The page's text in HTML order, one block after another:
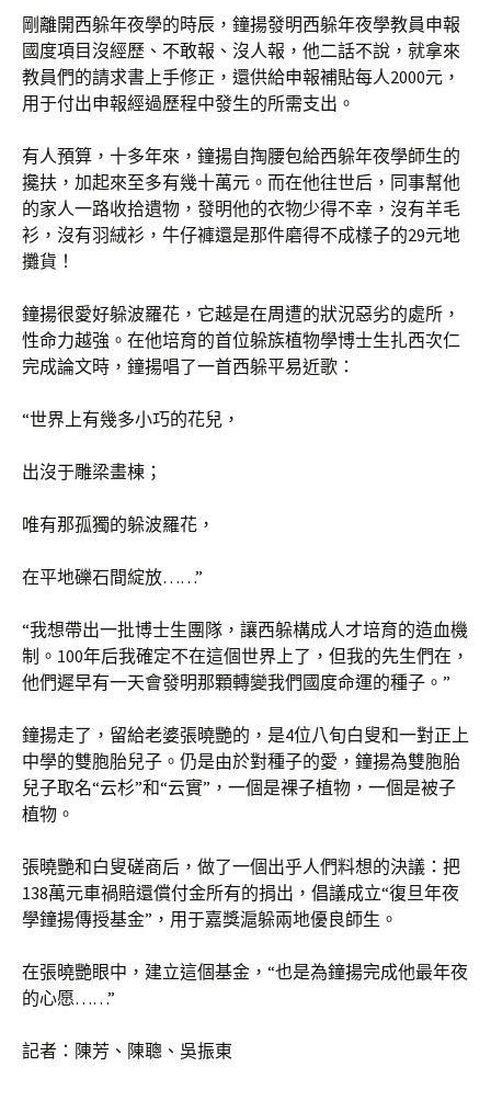
剛離開西躲年夜學的時辰，鐘揚發明西躲年夜學教員申報
國度項目沒經歷、不敢報、沒人報，他二話不說，就拿來
教員們的請求書上手修正，還供給申報補貼每人2000元，
用于付出申報經過歷程中發生的所需支出。
有人預算，十多年來，鐘揚自掏腰包給西躲年夜學師生的
攙扶，加起來至多有幾十萬元。而在他往世后，同事幫他
的家人一路收拾遺物，發明他的衣物少得不幸，沒有羊毛
衫，沒有羽絨衫，牛仔褲還是那件磨得不成樣子的29元地
攤貨！
鐘揚很愛好躲波羅花，它越是在周遭的狀況惡劣的處所，
性命力越強。在他培育的首位躲族植物學博士生扎西次仁
完成論文時，鐘揚唱了一首西躲平易近歌：
“世界上有幾多小巧的花兒，
出沒于雕梁畫棟；
唯有那孤獨的躲波羅花，
在平地礫石間綻放……”
“我想帶出一批博士生團隊，讓西躲構成人才培育的造血機
制。100年后我確定不在這個世界上了，但我的先生們在，
他們遲早有一天會發明那顆轉變我們國度命運的種子。”
鐘揚走了，留給老婆張曉艷的，是4位八旬白叟和一對正上
中學的雙胞胎兒子。仍是由於對種子的愛，鐘揚為雙胞胎
兒子取名“云杉”和“云實”，一個是裸子植物，一個是被子
植物。
張曉艷和白叟磋商后，做了一個出乎人們料想的決議：把
138萬元車禍賠還償付金所有的捐出，倡議成立“復旦年夜
學鐘揚傳授基金”，用于嘉獎滬躲兩地優良師生。
在張曉艷眼中，建立這個基金，“也是為鐘揚完成他最年夜
的心愿……”
記者：陳芳、陳聰、吳振東